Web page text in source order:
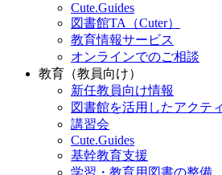
Cute.Guides
図書館TA（Cuter）
教育情報サービス
オンラインでのご相談
教育（教員向け）
新任教員向け情報
図書館を活用したアクテ
講習会
Cute.Guides
基幹教育支援